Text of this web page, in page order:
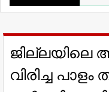
ജില്ലയിലെ
വിരിച്ച